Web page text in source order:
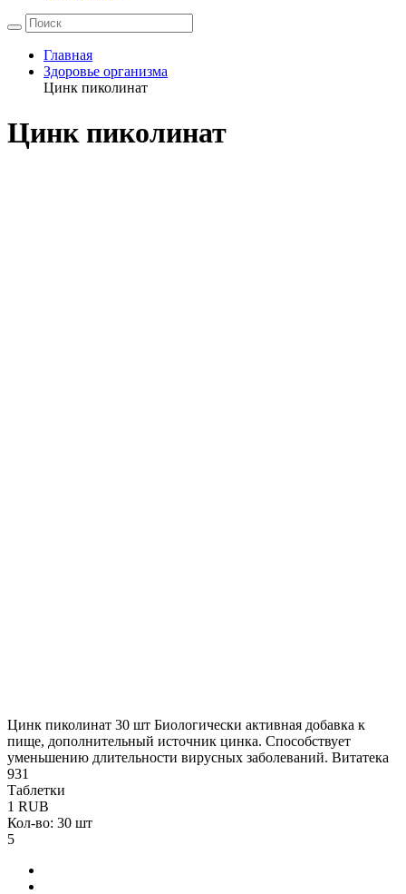
Главная
Здоровье организма
Цинк пиколинат
Цинк пиколинат
Цинк пиколинат 30 шт Биологически активная добавка к
пище, дополнительный источник цинка. Способствует
уменьшению длительности вирусных заболеваний. Витатека
931
Таблетки
1 RUB
Кол-во: 30 шт
5